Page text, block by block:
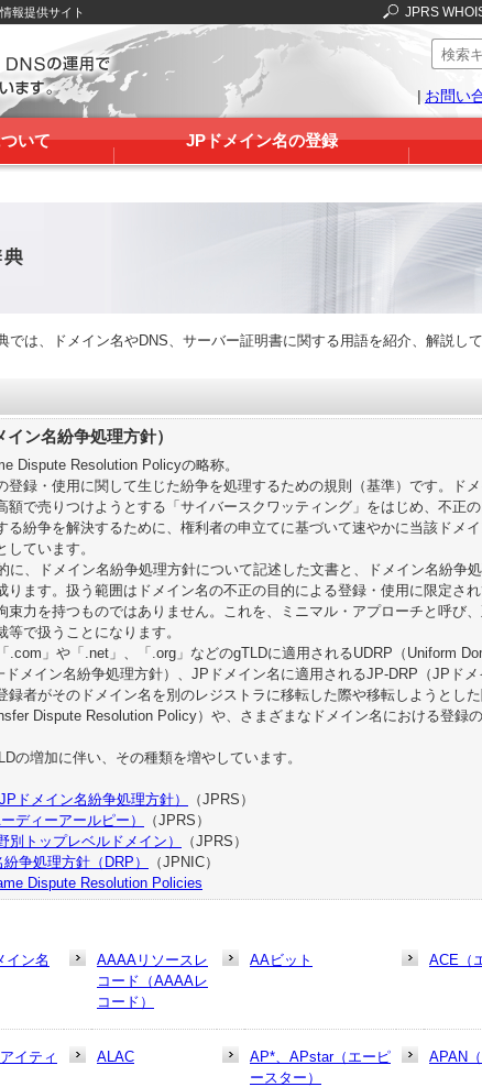
報提供サイト JPRS
| お問い
いて JPドメイン名の登録
では、ドメイン名やDNS、サーバー証明書に関する用語を紹介、解説して
イン名紛争処理方針）
Dispute Resolution Policyの略称。
登録・使用に関して生じた紛争を処理するための規則（基準）です。ド
額で売りつけようとする「サイバースクワッティング」をはじめ、不正
る紛争を解決するために、権利者の申立てに基づいて速やかに当該ドメ
しています。
に、ドメイン名紛争処理方針について記述した文書と、ドメイン名紛争
ります。扱う範囲はドメイン名の不正の目的による登録・使用に限定さ
束力を持つものではありません。これを、ミニマル・アプローチと呼び
等で扱うことになります。
.com」や「.net」、「.org」などのgTLDに適用されるUDRP（Uniform
ドメイン名紛争処理方針）、JPドメイン名に適用されるJP-DRP（JPド
録者がそのドメイン名を別のレジストラに移転した際や移転しようとし
Dispute Resolution Policy）や、さまざまなドメイン名における登録
の増加に伴い、その種類を増やしています。
ドメイン名紛争処理方針）
（JPRS）
ディーアールピー）
（JPRS）
別トップレベルドメイン）
（JPRS）
紛争処理方針（DRP）
（JPNIC）
Dispute Resolution Policies
イン名
AAAAリソースレ
コード（AAAAレ
コード）
AAビット ACE（
イティ
ALAC
AP*、APstar（エーピ
ースター）
APAN